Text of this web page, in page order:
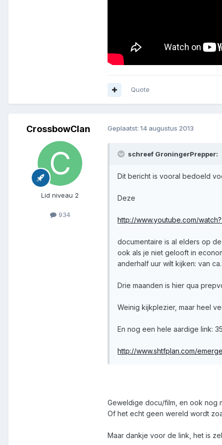
Quote
CrossbowClan
Lid niveau 2
934
Geplaatst: 14 augustus 2013
schreef GroningerPrepper:
Dit bericht is vooral bedoeld
Deze
http://www.youtube.com/
documentaire is al elders op
ook als je niet gelooft in
anderhalf uur wilt kijken: van
Drie maanden is hier qua
Weinig kijkplezier, maar heel
En nog een hele aardige link:
http://www.shtfplan.com/
Geweldige docu/film, en ook nog
Of het echt geen wereld wordt
Maar dankje voor de link, het is